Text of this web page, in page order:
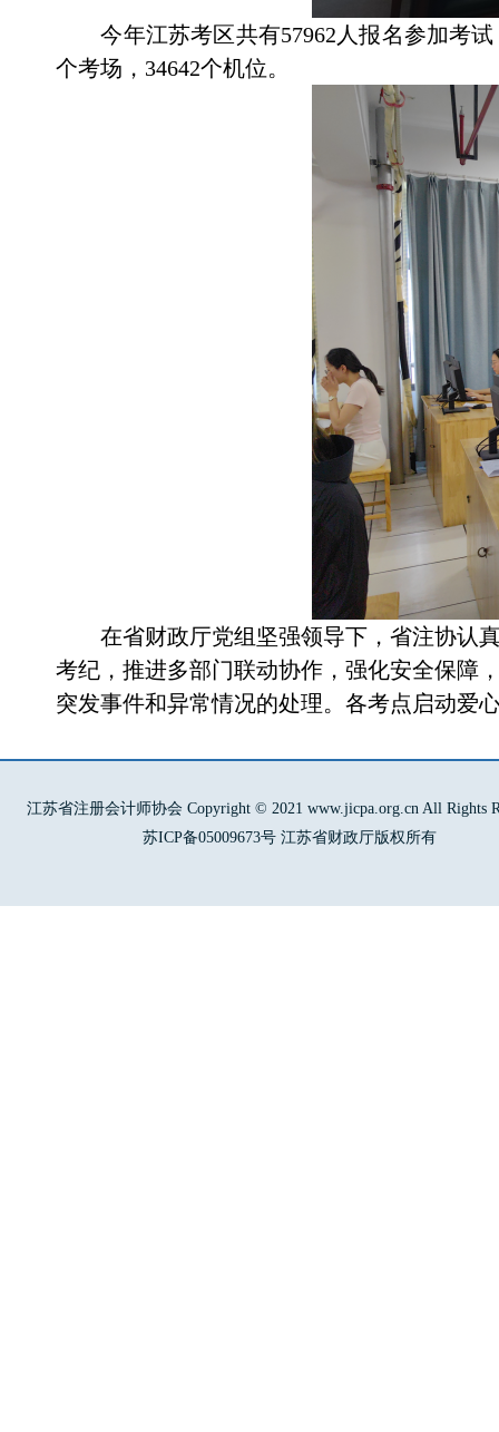
今年江苏考区共有57962人报名参加考试
个考场，34642个机位。
在省财政厅党组坚强领导下，省注协认真
考纪，推进多部门联动协作，强化安全保障
突发事件和异常情况的处理。各考点启动爱
江苏省注册会计师协会 Copyright © 2021 www.jicpa.org.cn All Rights
苏ICP备05009673号 江苏省财政厅版权所有